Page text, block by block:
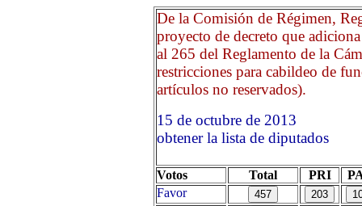
De la Comisión de Régimen,
proyecto de decreto que
al 265 del Reglamento de la
restricciones para cabildeo de
artículos no reservados).
15 de octubre de 2013
obtener la lista de diputados
Votos Total PRI
Favor